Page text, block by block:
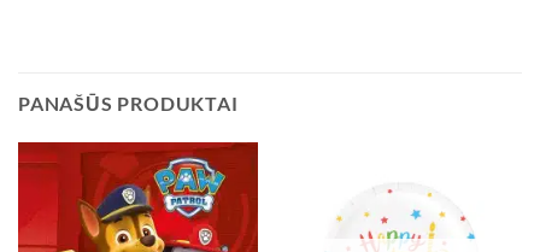
PANAŠŪS PRODUKTAI